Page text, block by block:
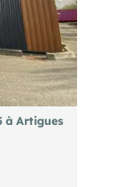
à Artigues